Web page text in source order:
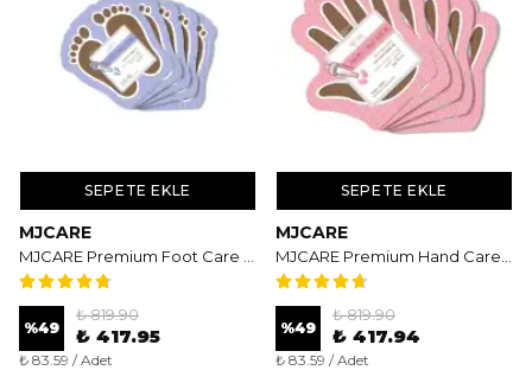
SEPETE EKLE
MJCARE
%49
₺ 819.90
₺ 417.95
₺ 83.59 / Adet
SEPETE EKLE
MJCARE
%49
₺ 819.90
₺ 417.94
₺ 83.59 / Adet